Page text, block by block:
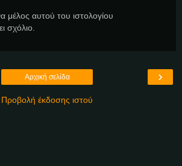
αυτού του ιστολογίου
σχόλιο.
›
Αρχική σελίδα
Προβολή έκδοσης ιστού